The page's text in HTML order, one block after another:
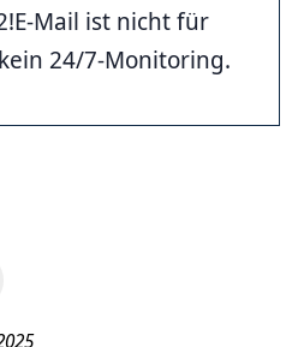
Mail ist nicht für
24/7-Monitoring.